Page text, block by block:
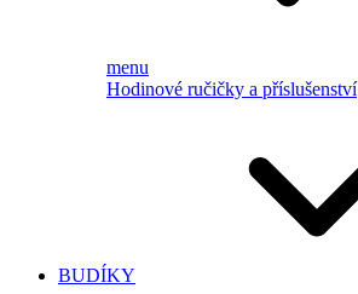
menu
Hodinové ručičky a příslušenství
BUDÍKY